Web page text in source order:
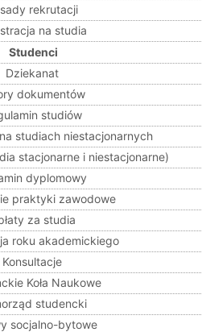
rekrutacji
na studia
Studenci
Dziekanat
dokumentów
studiów
studiach niestacjonarnych
stacjonarne i niestacjonarne)
dyplomowy
praktyki zawodowe
za studia
roku akademickiego
Konsultacje
Koła Naukowe
studencki
socjalno-bytowe